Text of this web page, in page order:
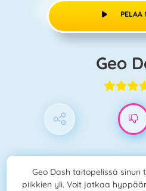
PELAA
Geo
Geo Dash taitopelissä
piikkien yli. Voit jatkaa